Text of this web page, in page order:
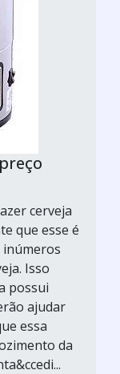
cerveja
que esse é
Isso
possui
ajudar
essa
da